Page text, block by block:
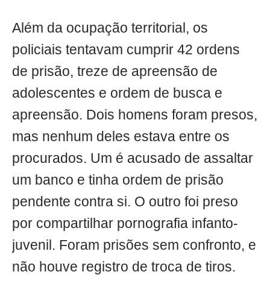
Além da ocupação territorial, os
policiais tentavam cumprir 42 ordens
de prisão, treze de apreensão de
adolescentes e ordem de busca e
apreensão. Dois homens foram presos,
mas nenhum deles estava entre os
procurados. Um é acusado de assaltar
um banco e tinha ordem de prisão
pendente contra si. O outro foi preso
por compartilhar pornografia infanto-
juvenil. Foram prisões sem confronto, e
não houve registro de troca de tiros.